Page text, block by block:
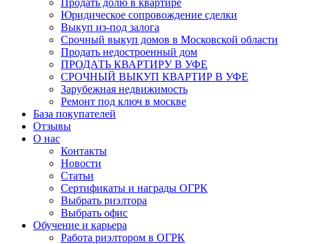
Юридическое сопровождение сделки
Выкуп из-под залога
Срочный выкуп домов в Московской области
Продать недостроенный дом
ПРОДАТЬ КВАРТИРУ В УФЕ
СРОЧНЫЙ ВЫКУП КВАРТИР В УФЕ
Зарубежная недвижимость
Ремонт под ключ в москве
База покупателей
Отзывы
О нас
Контакты
Новости
Статьи
Сертификаты и награды ОГРК
Выбрать риэлтора
Выбрать офис
Обучение и карьера
Работа риэлтором в ОГРК